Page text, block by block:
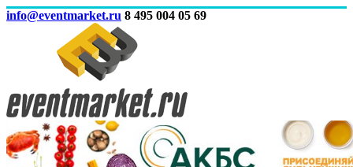
info@eventmarket.ru 8 495 004 05 69